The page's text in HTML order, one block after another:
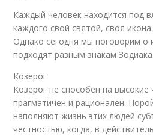
Каждый человек находится под
каждого свой святой, своя
Однако сегодня мы поговорим о
подходят разным знакам Зодиака.
Козерог
Козерог не способен на
прагматичен и рационален.
наполняют жизнь этих людей
честностью, когда, в